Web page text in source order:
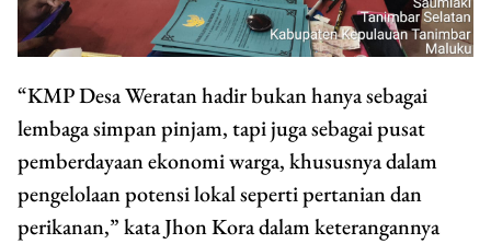
“KMP Desa Weratan hadir bukan hanya sebagai
lembaga simpan pinjam, tapi juga sebagai pusat
pemberdayaan ekonomi warga, khususnya dalam
pengelolaan potensi lokal seperti pertanian dan
perikanan,” kata Jhon Kora dalam keterangannya